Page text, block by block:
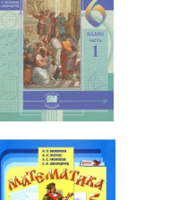
Математика
6 класс